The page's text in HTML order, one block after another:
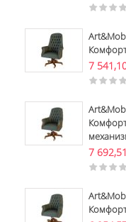
7
7 692,51